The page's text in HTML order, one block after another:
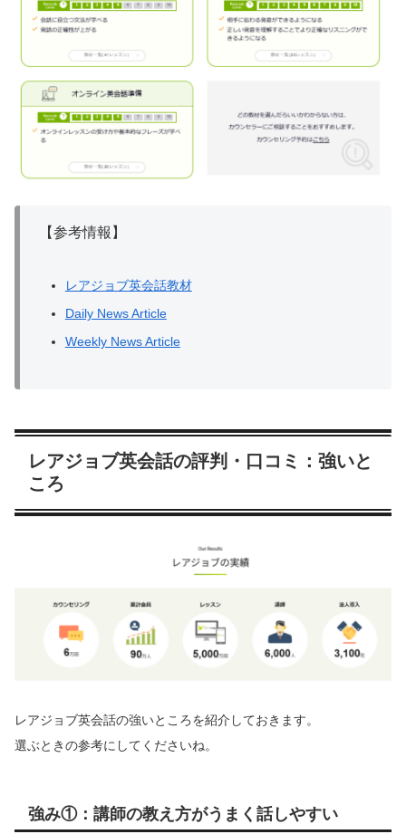
【参考情報】
レアジョブ英会話教材
Daily News Article
Weekly News Article
レアジョブ英会話の評判・口コミ：強いと
ころ
レアジョブ英会話の強いところを紹介しておきます。
選ぶときの参考にしてくださいね。
強み①：講師の教え方がうまく話しやすい